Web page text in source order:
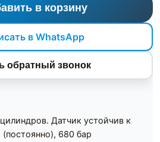
в корзину
в WhatsApp
обратный звонок
Датчик устойчив к
680 бар